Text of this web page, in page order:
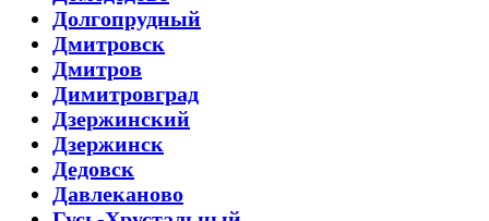
Долгопрудный
Дмитровск
Дмитров
Димитровград
Дзержинский
Дзержинск
Дедовск
Давлеканово